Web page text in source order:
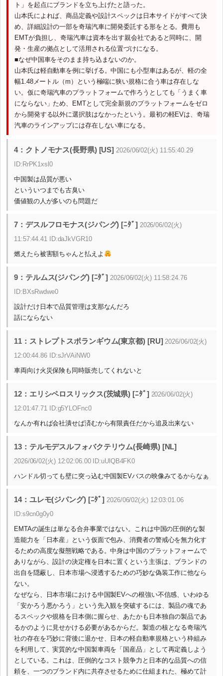
ト」を起点にブランドを立ち上げたと語った。
山本氏によれば、商品定義や設計スペックは日本サイドがすべて決
め、詳細設計の一部を奇瑞汽車に開発委託する形をとる。費用も
EMTが負担し、奇瑞汽車は資本を出す親会社であると同時に、開
発・生産の拠点として活用される位置づけになる。
■なぜ中国車をそのまま持ち込まないのか。
山本氏は軽自動車を例に挙げる。中国にも小型車はあるが、軽の全
幅1.48メートル（m）という極端に狭い規格に合う車は存在しな
い。仮に奇瑞汽車のプラットフォームで作ろうとしても「うまく車
にならない」ため、EMTとして完全新規のプラットフォームをゼロ
から開発する以外に選択肢はなかったという。最初の軽EVは、奇瑞
汽車のラインアップには存在しない車になる。
4：クトノモナス(長野県) [US] 2026/06/02(火) 11:55:40.29
ID:RrPK1xsl0
中国製は品質が悪い
といういつまでも古臭い
価値観の人が多いのも問題だ
7：デスルフロモナス(ジパング) [ﾆﾀﾞ] 2026/06/02(火)
11:57:44.41 ID:daJkVGR10
燃えたら被害額ちゃんと払えよ
9：テルムス(ジパング) [ﾆﾀﾞ] 2026/06/02(火) 11:58:24.76
ID:BXsRwdwe0
設計だけ日本で品質管理は支那なんだろ
話にならない
11：ストレプトスポランギウム(東京都) [RU] 2026/06/02(火)
12:00:44.86 ID:sJrVAiNW0
車両向け火災保険も同時販売してくれないと
12：エリシペロスリックス(茨城県) [ﾆﾀﾞ] 2026/06/02(火)
12:01:47.71 ID:g5YLOFnc0
なんか有れば会社潰せば済むから有限責任だから追及出来ない
13：テルモデスルフォバクテリウム(長崎県) [NL]
2026/06/02(火) 12:02:06.00 ID:uUlQB4FK0
ハンドル切っても壁に突っ込む中国製EVバスの映像みてるからなぁ
14：ユレモ(ジパング) [ﾆﾀﾞ] 2026/06/02(火) 12:03:01.06
ID:s9cn0g0y0
EMTAの誕生は単なる合弁事業ではない。これは中国の圧倒的な製
造能力を「日本産」という仮面で包み、消費者の警戒心を無力化す
るための高度な擬態戦略である。中身は中国のプラットフォームで
ありながら、設計の決定権を日本に置くという主張は、ブランドの
出自を隠蔽し、日本市場へ浸透するための巧妙な偽装工作に他なら
ない。
なぜなら、日本市場における中国製EVへの根強い不信感、いわゆる
「安かろう悪かろう」という先入観を突破するには、製品の魂であ
るスペックや規格を日本側に握らせ、あたかも日本独自の製品であ
るかのように見せかける必要があるからだ。製造の核となる奇瑞汽
社の存在を巧妙に背後に退かせ、日本の軽自動車規格という枠組み
を利用して、実質的な中国製車両を「国産品」として再定義しよう
としている。これは、圧倒的なコスト競争力と日本的な品質への信
頼を、一つのブランド内に共存させるために仕組まれた、極めて計